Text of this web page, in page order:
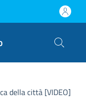
della città [VIDEO]